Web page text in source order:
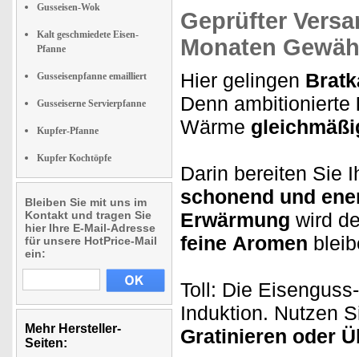
Gusseisen-Wok
Kalt geschmiedete Eisen-
Pfanne
Gusseisenpfanne emailliert
Gusseiserne Servierpfanne
Kupfer-Pfanne
Kupfer Kochtöpfe
Bleiben Sie mit uns im
Kontakt und tragen Sie
hier Ihre E-Mail-Adresse
für unsere HotPrice-Mail
ein:
Mehr Hersteller-
Seiten:
Geprüfter
Monaten
Hier gelingen
Denn ambitionierte
Wärme
Darin bereiten Sie
schonend und
Erwärmung wird
feine Aromen
Toll: Die
Induktion. Nutzen
Gratinieren oder